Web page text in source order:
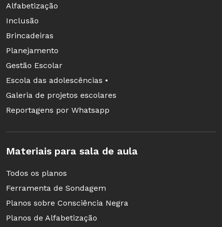
Alfabetização
Inclusão
Brincadeiras
Planejamento
Gestão Escolar
Escola das adolescências •
Galeria de projetos escolares
Reportagens por Whatsapp
Materiais para sala de aula
Todos os planos
Ferramenta de Sondagem
Planos sobre Consciência Negra
Planos de Alfabetização